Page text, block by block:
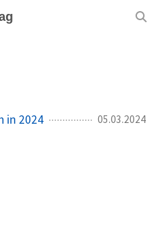
in 2024 05.03.2024